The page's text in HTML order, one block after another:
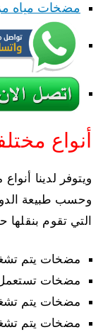
مضخات مياه
أنواع
ويتوفر لدينا
وحسب طبيعة
التي تقوم
مضخات يتم
مضخات تستعمل
مضخات يتم
مضخات يتم